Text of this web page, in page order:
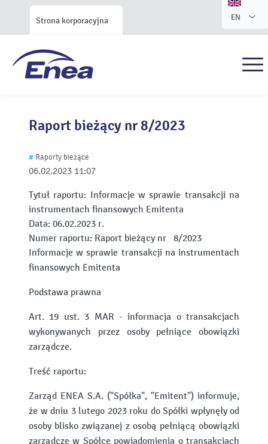
Strona korporacyjna EN
Raport bieżący nr 8/2023
06.02.2023 11:07
# Raporty bieżące
Tytuł raportu: Informacje w sprawie transakcji na
instrumentach finansowych Emitenta
Data: 06.02.2023 r.
Numer raportu: Raport bieżący nr 8/2023
Informacje w sprawie transakcji na instrumentach
finansowych Emitenta
Podstawa prawna
Art. 19 ust. 3 MAR - informacja o transakcjach
wykonywanych przez osoby pełniące obowiązki
zarządcze.
Treść raportu:
Zarząd ENEA S.A. ("Spółka", "Emitent") informuje,
że w dniu 3 lutego 2023 roku do Spółki wpłynęły od
osoby blisko związanej z osobą pełniącą obowiązki
zarządcze w Spółce powiadomienia o transakcjach